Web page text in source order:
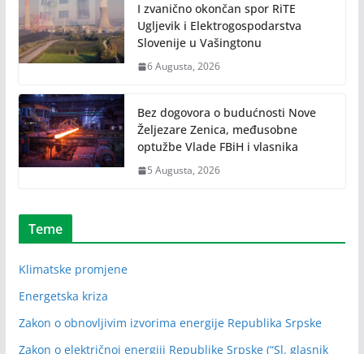
I zvanično okončan spor RiTE
Ugljevik i Elektrogospodarstva
Slovenije u Vašingtonu
6 Augusta, 2026
Bez dogovora o budućnosti Nove
Željezare Zenica, međusobne
optužbe Vlade FBiH i vlasnika
5 Augusta, 2026
Teme
Klimatske promjene
Energetska kriza
Zakon o obnovljivim izvorima energije Republika Srpske
Zakon o električnoj energiji Republike Srpske (“Sl. glasnik